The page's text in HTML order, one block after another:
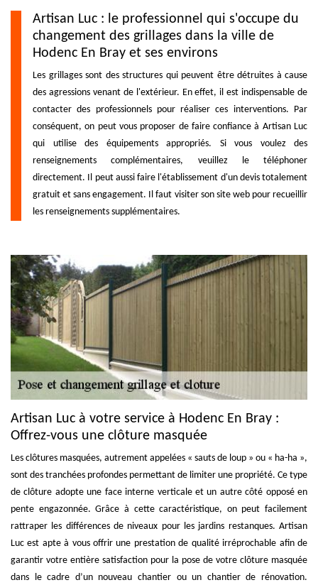
Artisan Luc : le professionnel qui s'occupe du
changement des grillages dans la ville de
Hodenc En Bray et ses environs
Les grillages sont des structures qui peuvent être détruites à cause
des agressions venant de l'extérieur. En effet, il est indispensable de
contacter des professionnels pour réaliser ces interventions. Par
conséquent, on peut vous proposer de faire confiance à Artisan Luc
qui utilise des équipements appropriés. Si vous voulez des
renseignements complémentaires, veuillez le téléphoner
directement. Il peut aussi faire l'établissement d'un devis totalement
gratuit et sans engagement. Il faut visiter son site web pour recueillir
les renseignements supplémentaires.
Artisan Luc à votre service à Hodenc En Bray :
Offrez-vous une clôture masquée
Les clôtures masquées, autrement appelées « sauts de loup » ou « ha-ha »,
sont des tranchées profondes permettant de limiter une propriété. Ce type
de clôture adopte une face interne verticale et un autre côté opposé en
pente engazonnée. Grâce à cette caractéristique, on peut facilement
rattraper les différences de niveaux pour les jardins restanques. Artisan
Luc est apte à vous offrir une prestation de qualité irréprochable afin de
garantir votre entière satisfaction pour la pose de votre clôture masquée
dans le cadre d’un nouveau chantier ou un chantier de rénovation.